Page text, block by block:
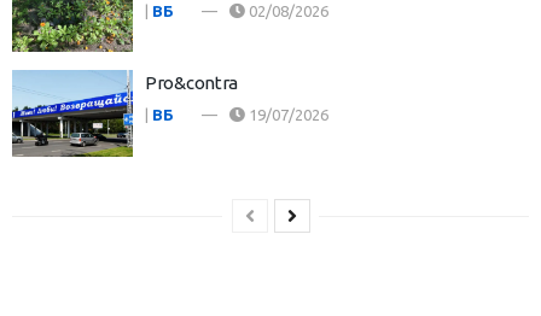
| ВБ 02/08/2026
Pro&contra
ВБ 19/07/2026